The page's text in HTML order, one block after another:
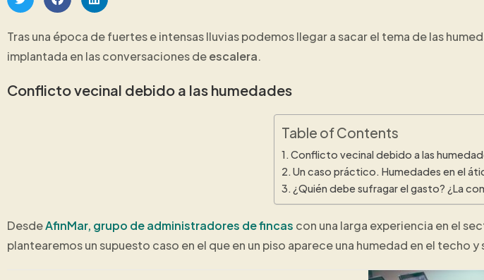
Tras una época de fuertes e intensas lluvias podemos llegar a sacar el tema de las
implantada en las conversaciones deescalera.
Conflicto vecinal debido a las humedades
Table of Contents
Conflicto vecinal debido a las
Un caso práctico. Humedades en el
¿Quién debe sufragar el gasto? ¿La
DesdeAfinMar, grupo de administradores de fincas con una larga experiencia en el
plantearemos un supuesto caso en el que en un piso aparece una humedad en el techo y